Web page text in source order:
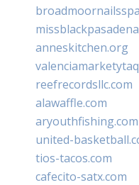
anneskitchen.org
reefrecordsllc.com
alawaffle.com
aryouthfishing.com
united-
tios-tacos.com
cafecito-satx.com